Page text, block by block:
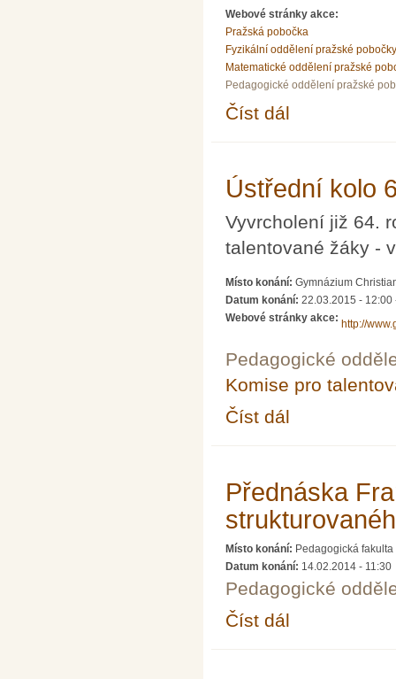
Webové stránky akce:
Pražská pobočka
Fyzikální oddělení pražské pobočky
Matematické oddělení pražské
Pedagogické oddělení pražské
Číst dál
Ústřední kolo
Vyvrcholení již 64.
talentované žáky -
Místo konání: Gymnázium
Datum konání: 22.03.2015 - 12:00
Webové stránky akce:
http://
Pedagogické
Komise pro
Číst dál
Přednáska
Místo konání: Pedagogická
Datum konání: 14.02.2014 - 11:30
Pedagogické
Číst dál